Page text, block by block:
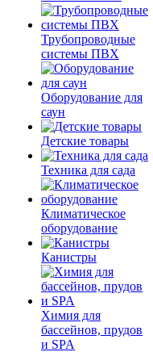
Трубопроводные
системы ПВХ
Оборудование для
саун
Детские товары
Техника для сада
Климатическое
оборудование
Канистры
Химия для
бассейнов, прудов
и SPA